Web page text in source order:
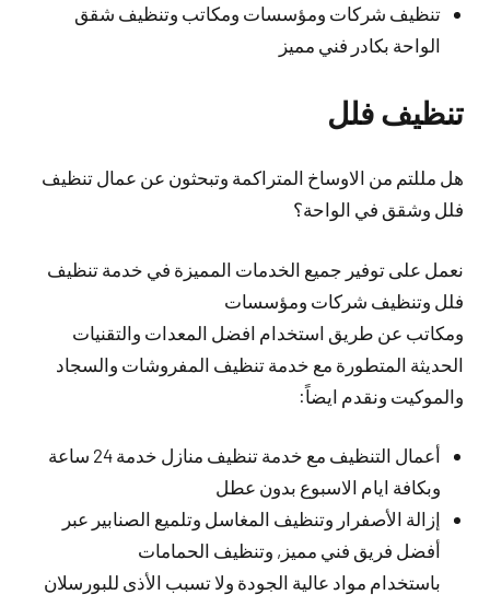
تنظيف شركات ومؤسسات ومكاتب وتنظيف شقق
الواحة بكادر فني مميز
تنظيف فلل
هل مللتم من الاوساخ المتراكمة وتبحثون عن عمال تنظيف
فلل وشقق في الواحة؟
نعمل على توفير جميع الخدمات المميزة في خدمة تنظيف
فلل وتنظيف شركات ومؤسسات
ومكاتب عن طريق استخدام افضل المعدات والتقنيات
الحديثة المتطورة مع خدمة تنظيف المفروشات والسجاد
والموكيت ونقدم ايضاً:
أعمال التنظيف مع خدمة تنظيف منازل خدمة 24 ساعة
وبكافة ايام الاسبوع بدون عطل
إزالة الأصفرار وتنظيف المغاسل وتلميع الصنابير عبر
أفضل فريق فني مميز, وتنظيف الحمامات
باستخدام مواد عالية الجودة ولا تسبب الأذى للبورسلان